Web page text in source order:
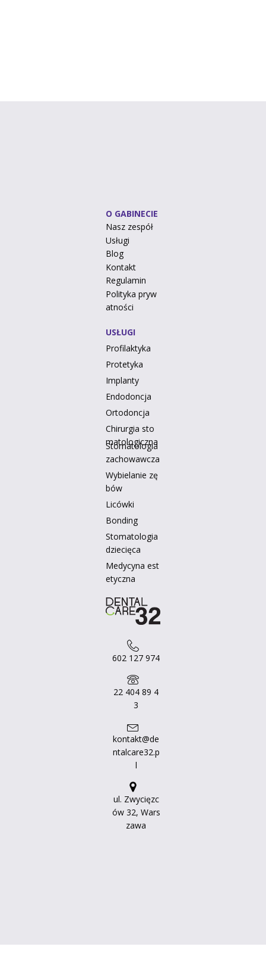
O GABINECIE
Nasz zespół
Usługi
Blog
Kontakt
Regulamin
Polityka pryw
atności
USŁUGI
Profilaktyka
Protetyka
Implanty
Endodoncja
Ortodoncja
Chirurgia sto
matologiczna
Stomatologia
zachowawcza
Wybielanie zę
bów
Licówki
Bonding
Stomatologia
dziecięca
Medycyna est
etyczna
602 127 974
22 404 89 4
3
kontakt@de
ntalcare32.p
l
ul. Zwycięzc
ów 32, Wars
zawa